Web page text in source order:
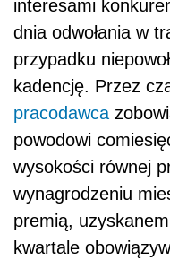
interesami
dnia odwołania w
przypadku
kadencję. Przez
pracodawca
powodowi
wysokości równej
wynagrodzeniu
premią,
kwartale